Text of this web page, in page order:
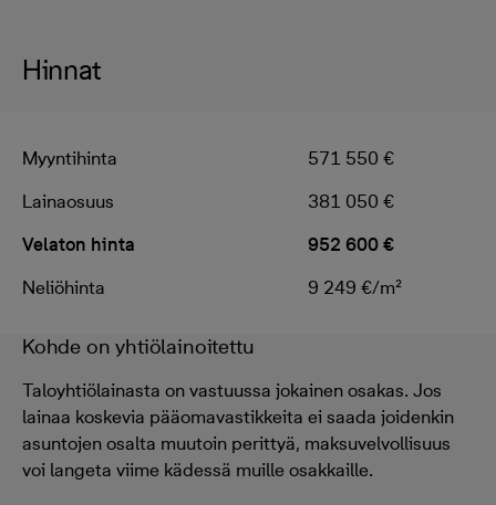
Hinnat
Myyntihinta
571 550 €
Lainaosuus
381 050 €
Velaton hinta
952 600 €
Neliöhinta
9 249 €/m²
Kohde on yhtiölainoitettu
Taloyhtiölainasta on vastuussa jokainen osakas. Jos
lainaa koskevia pääomavastikkeita ei saada joidenkin
asuntojen osalta muutoin perittyä, maksuvelvollisuus
voi langeta viime kädessä muille osakkaille.